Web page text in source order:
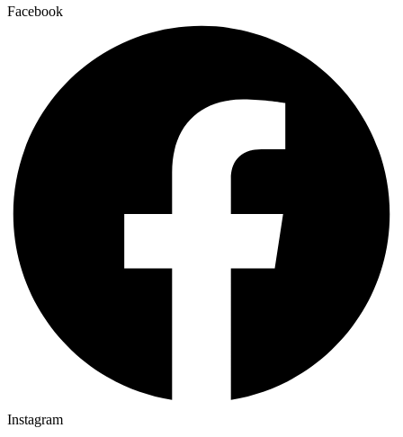
Facebook
Instagram